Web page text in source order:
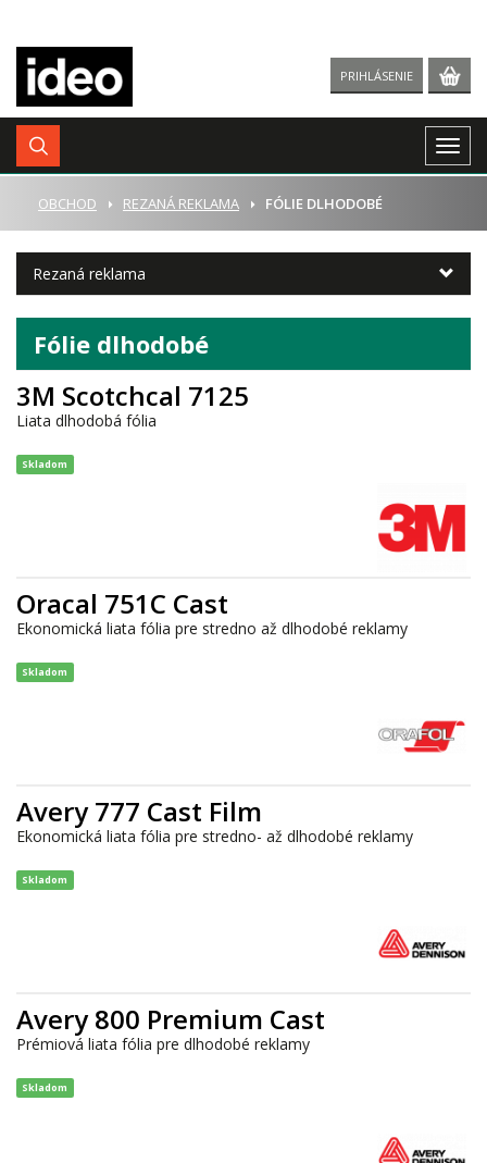
PRIHLÁSENIE
ÚVOD
OBCHOD REZANÁ REKLAMA FÓLIE DLHODOBÉ
Rezaná reklama
Fólie dlhodobé
3M Scotchcal 7125
Liata dlhodobá fólia
Skladom
Oracal 751C Cast
Ekonomická liata fólia pre stredno až dlhodobé reklamy
Skladom
Avery 777 Cast Film
Ekonomická liata fólia pre stredno- až dlhodobé reklamy
Skladom
Avery 800 Premium Cast
Prémiová liata fólia pre dlhodobé reklamy
Skladom